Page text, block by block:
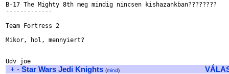
B-17 The Mighty 8th meg mindig nincsen kishazankban????????
-------------
Team Fortress 2
Mikor, hol, mennyiert?
+ - Star Wars Jedi Knights (mind)